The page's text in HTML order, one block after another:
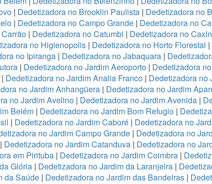
| Dedetizadora no Brooklin Paulista| Dedetizadora no
| Dedetizadora no Campo Grande | Dedetizadora no
| Dedetizadora no Catumbi | Dedetizadora no
no Higienopolis| Dedetizadora no Horto Florestal |
no Ipiranga | Dedetizadora no Jabaquara |
| Dedetizadora no Jardim Aeroporto | Dedetizadora
| Dedetizadora no Jardim Analia Franco | Dedetizadora no
no Jardim Anhangüera | Dedetizadora no Jardim
no Jardim Avelino| Dedetizadora no Jardim Avenida|
Belém| Dedetizadora no Jardim Bom Refugio|
| Dedetizadora no Jardim Caboré| Dedetizadora no
no Jardim Campo Grande | Dedetizadora no
Dedetizadora no Jardim Catanduva| Dedetizadora no
em Pirituba| Dedetizadora no Jardim Coimbra|
Glória| Dedetizadora no Jardim da Laranjeira|
da Saúde | Dedetizadora no Jardim das Bandeiras |